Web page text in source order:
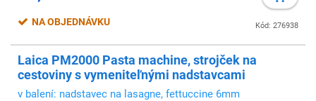
Kód: 276938
NA OBJEDNÁVKU
Laica PM2000 Pasta machine, strojček na
cestoviny s vymeniteľnými nadstavcami
v balení: nadstavec na lasagne, fettuccine 6mm